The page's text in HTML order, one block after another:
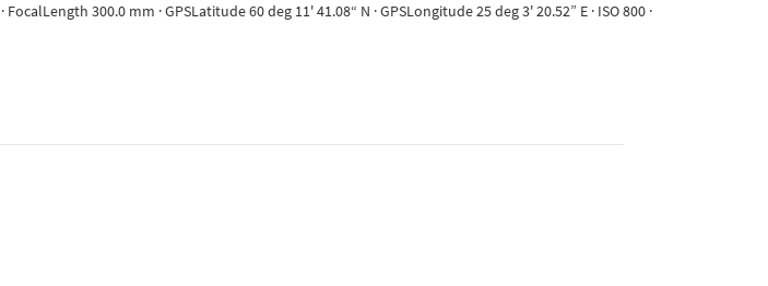
300.0 mm · GPSLatitude 60 deg 11' 41.08“ N · GPSLongitude 25 deg 3' 20.52” E · ISO 800 ·